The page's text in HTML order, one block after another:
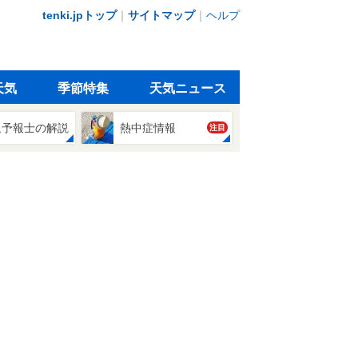
tenki.jpトップ｜ サイトマップ｜ ヘルプ
気 季節特集 天気ニュース
報士の解説 熱中症情報 注目